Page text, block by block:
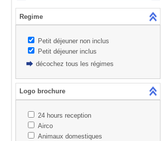
Regime
Petit déjeuner non inclus
Petit déjeuner inclus
décochez tous les régimes
Logo brochure
24 hours reception
Airco
Animaux domestiques